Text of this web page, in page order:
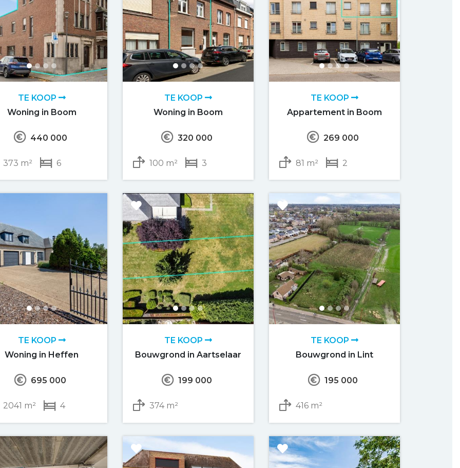
TE KOOP
Woning in Boom
440 000
373 m² 6
TE KOOP
Woning in Boom
320 000
100 m² 3
TE KOOP
Appartement in Boom
269 000
81 m² 2
TE KOOP
Woning in Heffen
695 000
2041 m² 4
TE KOOP
Bouwgrond in Aartselaar
199 000
374 m²
TE KOOP
Bouwgrond in Lint
195 000
416 m²